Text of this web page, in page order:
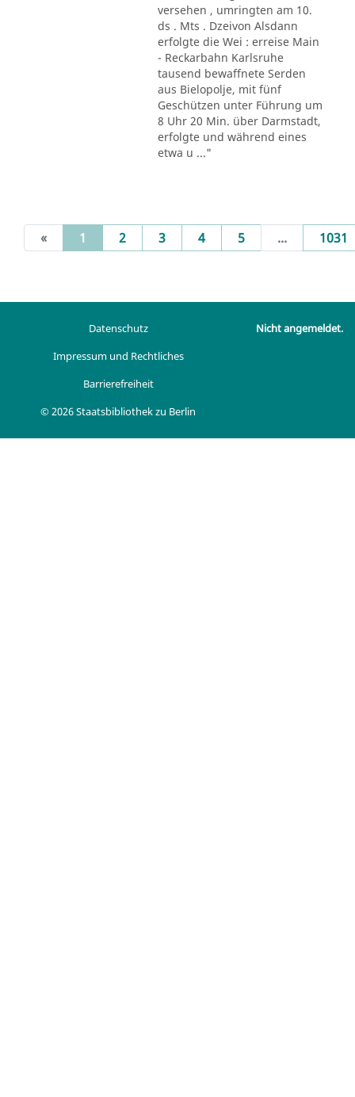
versehen , umringten am 10.
ds . Mts . Dzeivon Alsdann
erfolgte die Wei : erreise Main
- Reckarbahn Karlsruhe
tausend bewaffnete Serden
aus Bielopolje, mit fünf
Geschützen unter Führung um
8 Uhr 20 Min. über Darmstadt,
erfolgte und während eines
etwa u ..."
« 1 (current)
2 3 4 5 ... 1031
Datenschutz
Impressum und Rechtliches
Barrierefreiheit
© 2026 Staatsbibliothek zu Berlin
Nicht angemeldet.